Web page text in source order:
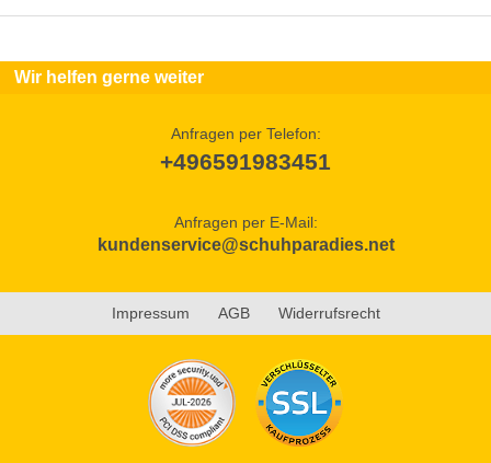
Wir helfen gerne weiter
Anfragen per Telefon:
+496591983451
Anfragen per E-Mail:
kundenservice@schuhparadies.net
Impressum AGB Widerrufsrecht